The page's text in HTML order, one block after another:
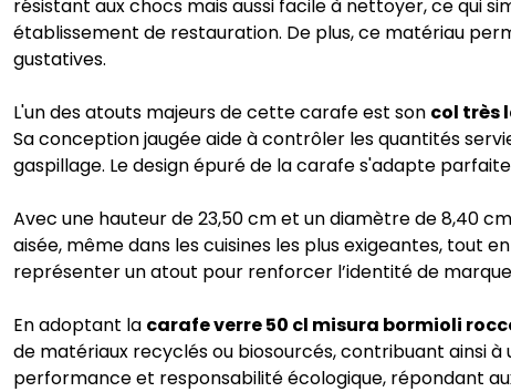
résistant aux chocs mais aussi facile à nettoyer, ce qui
établissement de restauration. De plus, ce matériau
gustatives.
L'un des atouts majeurs de cette carafe est son col très
Sa conception jaugée aide à contrôler les quantités
gaspillage. Le design épuré de la carafe s'adapte
Avec une hauteur de 23,50 cm et un diamètre de 8,40
aisée, même dans les cuisines les plus exigeantes, tout
représenter un atout pour renforcer l’identité de
En adoptant la carafe verre 50 cl misura bormioli
de matériaux recyclés ou biosourcés, contribuant ainsi
performance et responsabilité écologique, répondant